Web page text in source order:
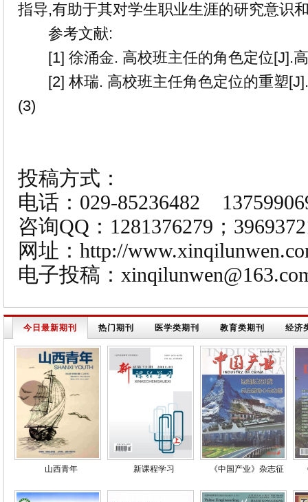
指导,有助于其对学生职业生涯的研究意识
参考文献:
[1] 徐涌金. 高校班主任的角色定位[J].高
[2] 林瑞. 高校班主任角色定位的重塑[J].
(3)
投稿方式：
电话：029-85236482
咨询QQ：1281376279；
网址：http://
电子投稿：
今日最新期刊 热门期刊 医学类期刊 教育类期刊 经济
山西青年 新课程学习 《中国产业》杂志征